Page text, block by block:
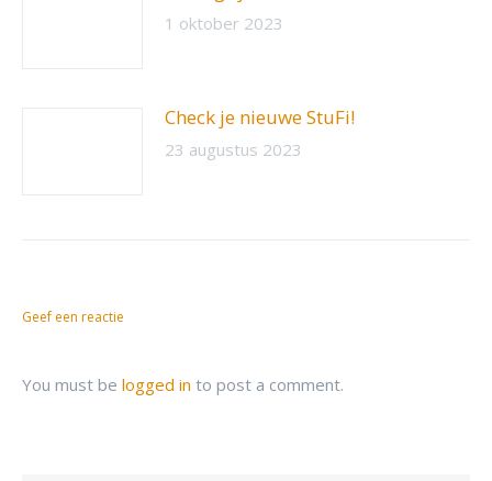
1 oktober 2023
Check je nieuwe StuFi!
23 augustus 2023
Geef een reactie
You must be logged in to post a comment.